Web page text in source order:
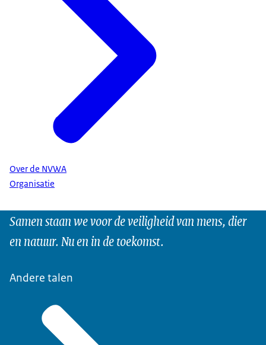
Over de NVWA
Organisatie
Samen staan we voor de veiligheid van mens, dier
en natuur. Nu en in de toekomst.
Andere talen